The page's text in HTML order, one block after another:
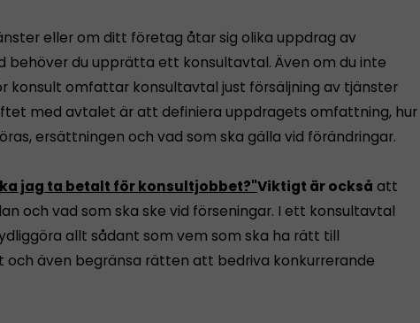
eller om ditt företag åtar sig olika uppdrag av
behöver du upprätta ett konsult­avtal. Även om du inte
konsult omfattar konsultavtal just försäljning av tjänster
med avtalet är att definiera uppdragets omfattning, hur
ersättningen och vad som ska gälla vid förändringar.
jag ta betalt för konsultjobbet?"Viktigt är också att
och vad som ska ske vid förseningar. I ett konsult­avtal
allt sådant som vem som ska ha rätt till
även begränsa rätten att bedriva konkurrerande